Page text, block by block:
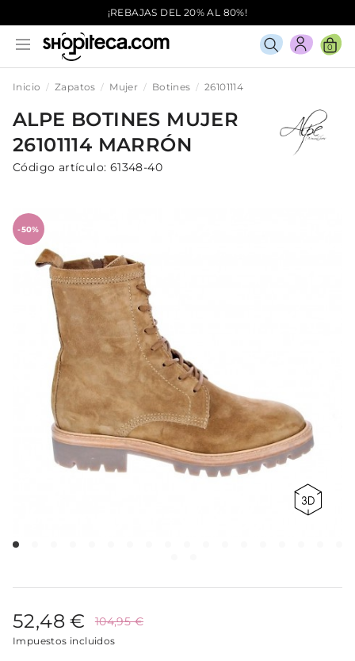
¡REBAJAS DEL 20% AL 80%!
0
Inicio Zapatos Mujer Botines 26101114
ALPE BOTINES MUJER
26101114 MARRÓN
Código artículo: 61348-40
-50%
52,48 € 104,95 €
Impuestos incluidos